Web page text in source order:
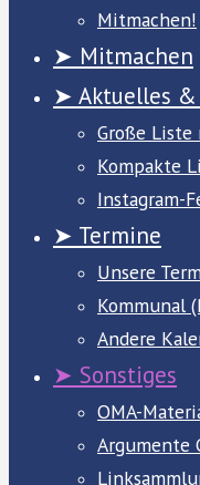
Mitmachen!
➤ Mitmachen
➤ Aktuelles
Große
Kompakte
Instagram-
➤ Termine
Unsere
Kommunal
Andere
➤ Sonstiges
OMA-
Argumente